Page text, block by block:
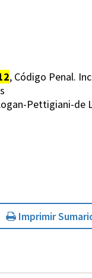
, Código Penal.
Pettigiani-de
Imprimir